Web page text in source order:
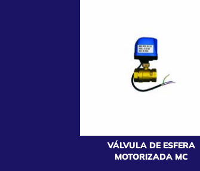
VÁLVULA DE ESFERA
MOTORIZADA MC